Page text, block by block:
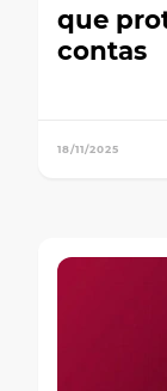
que
contas
18/11/2025